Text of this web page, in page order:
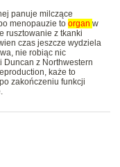
panuje milczące
menopauzie to organ w
rusztowanie z tkanki
czas jeszcze wydziela
nie robiąc nic
Duncan z Northwestern
każe to
zakończeniu funkcji